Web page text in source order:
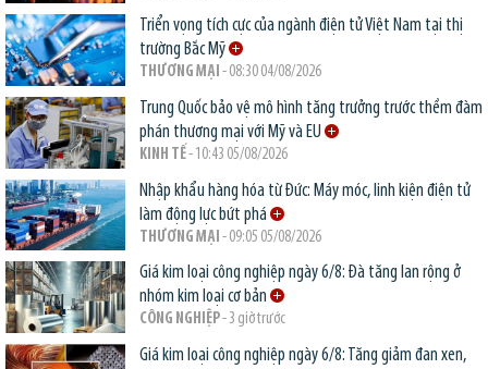
Triển vọng tích cực của ngành điện tử Việt Nam tại thị
trường Bắc Mỹ
THƯƠNG MẠI - 08:30 04/08/2026
Trung Quốc bảo vệ mô hình tăng trưởng trước thềm đàm
phán thương mại với Mỹ và EU
KINH TẾ- 10:43 05/08/2026
Nhập khẩu hàng hóa từ Đức: Máy móc, linh kiện điện tử
làm động lực bứt phá
THƯƠNG MẠI - 09:05 05/08/2026
Giá kim loại công nghiệp ngày 6/8: Đà tăng lan rộng ở
nhóm kim loại cơ bản
CÔNG NGHIỆP- 3 giờ trước
Giá kim loại công nghiệp ngày 6/8: Tăng giảm đan xen,